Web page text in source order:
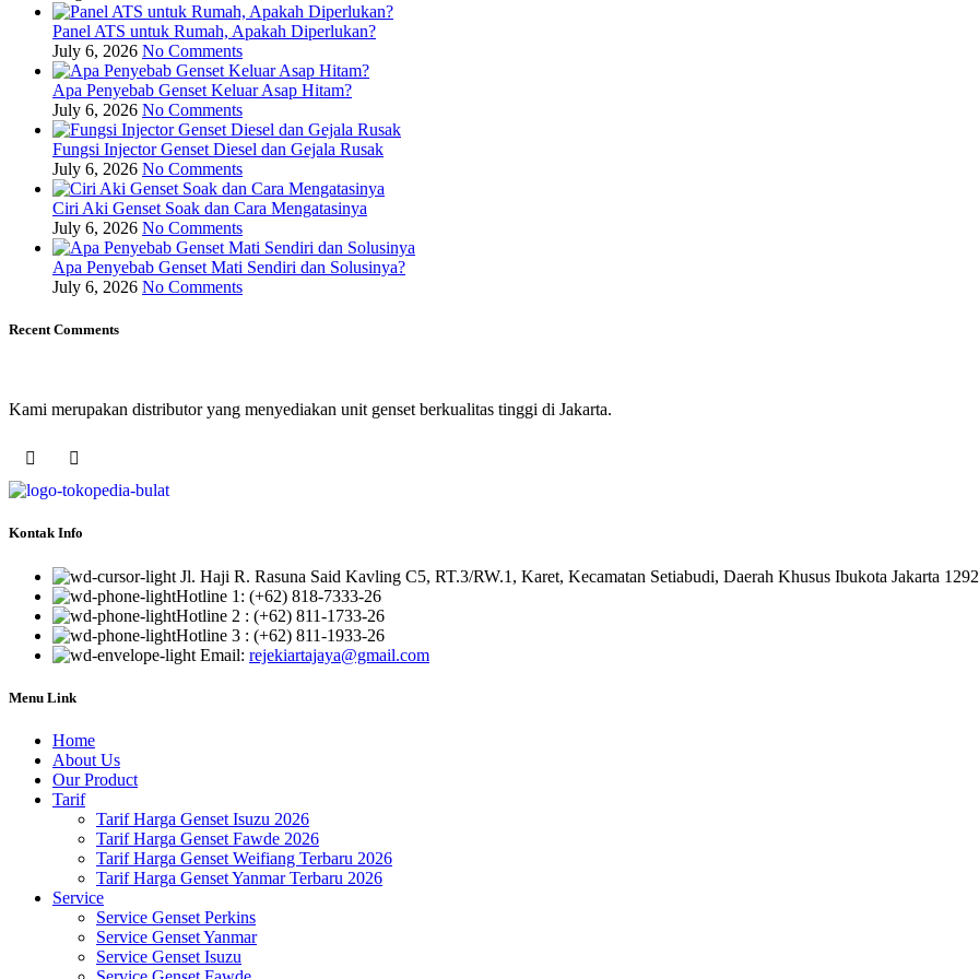
Panel ATS untuk Rumah, Apakah Diperlukan?
July 6, 2026 No Comments
Apa Penyebab Genset Keluar Asap Hitam?
July 6, 2026 No Comments
Fungsi Injector Genset Diesel dan Gejala Rusak
July 6, 2026 No Comments
Ciri Aki Genset Soak dan Cara Mengatasinya
July 6, 2026 No Comments
Apa Penyebab Genset Mati Sendiri dan Solusinya?
July 6, 2026 No Comments
Recent Comments
Kami merupakan distributor yang menyediakan unit genset berkualitas tinggi di Jakarta.
Kontak Info
Jl. Haji R. Rasuna Said Kavling C5, RT.3/RW.1, Karet, Kecamatan Setiabudi, Daerah Khusus Ibukota Jakarta
Hotline 1: (+62) 818-7333-26
Hotline 2 : (+62) 811-1733-26
Hotline 3 : (+62) 811-1933-26
Email: rejekiartajaya@gmail.com
Menu Link
Home
About Us
Our Product
Tarif
Tarif Harga Genset Isuzu 2026
Tarif Harga Genset Fawde 2026
Tarif Harga Genset Weifiang Terbaru 2026
Tarif Harga Genset Yanmar Terbaru 2026
Service
Service Genset Perkins
Service Genset Yanmar
Service Genset Isuzu